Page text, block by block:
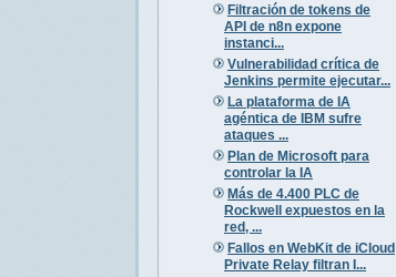
Filtración de tokens de
API de n8n expone
instanci...
Vulnerabilidad crítica de
Jenkins permite ejecutar...
La plataforma de IA
agéntica de IBM sufre
ataques ...
Plan de Microsoft para
controlar la IA
Más de 4.400 PLC de
Rockwell expuestos en la
red, ...
Fallos en WebKit de iCloud
Private Relay filtran I...